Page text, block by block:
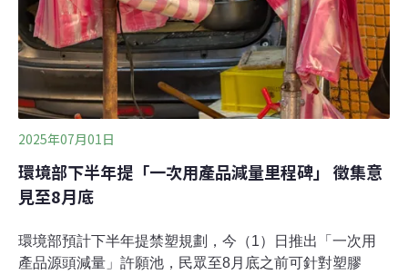
Technology）研究團隊發現，PVC與PUR中的化合物會干
擾腺苷受體（A1R），導致細
2025年07月01日
環境部下半年提「一次用產品減量里程碑」 徵集意
見至8月底
環境部預計下半年提禁塑規劃，今（1）日推出「一次用
產品源頭減量」許願池，民眾至8月底之前可針對塑膠